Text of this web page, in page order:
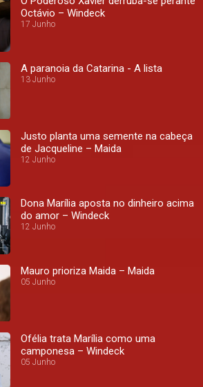
Octávio – Windeck
17 Junho
A paranoia da Catarina - A lista
13 Junho
Justo planta uma semente na cabeça
de Jacqueline – Maida
12 Junho
Dona Marília aposta no dinheiro acima
do amor – Windeck
12 Junho
Mauro prioriza Maida – Maida
05 Junho
Ofélia trata Marília como uma
camponesa – Windeck
05 Junho